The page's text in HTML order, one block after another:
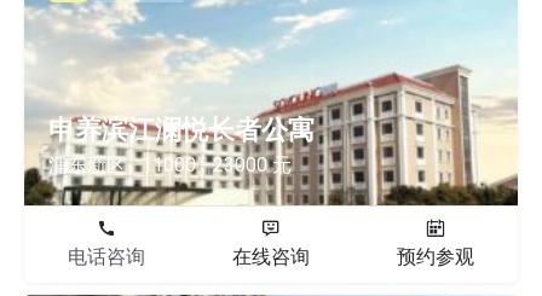
申养滨江澜悦长者公寓
浦东新区 11000 - 23000 元
电话咨询 在线咨询 预约参观